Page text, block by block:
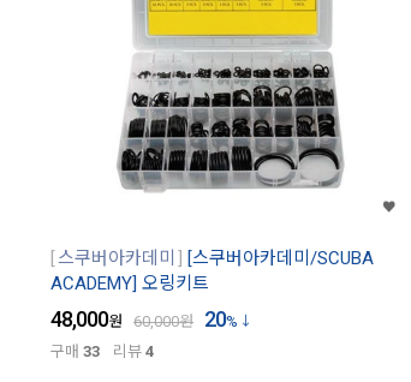
스쿠버아카데미
[스쿠버아카데미/SCUBA
ACADEMY] 오링키트
48,000원 60,000원 20%
구매 33 리뷰 4